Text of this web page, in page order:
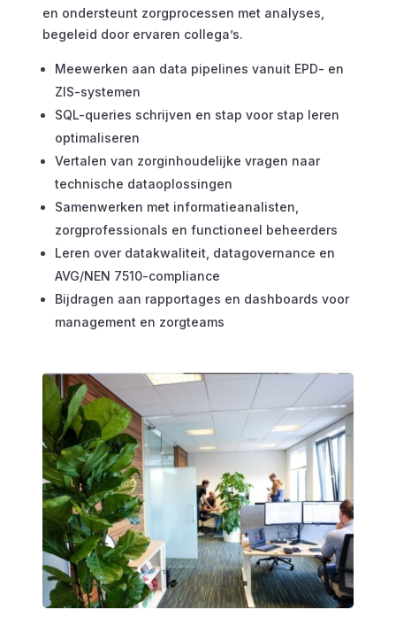
en ondersteunt zorgprocessen met analyses,
begeleid door ervaren collega’s.
Meewerken aan data pipelines vanuit EPD- en
ZIS-systemen
SQL-queries schrijven en stap voor stap leren
optimaliseren
Vertalen van zorginhoudelijke vragen naar
technische dataoplossingen
Samenwerken met informatieanalisten,
zorgprofessionals en functioneel beheerders
Leren over datakwaliteit, datagovernance en
AVG/NEN 7510-compliance
Bijdragen aan rapportages en dashboards voor
management en zorgteams